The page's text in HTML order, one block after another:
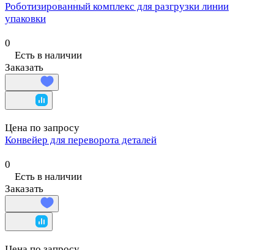
Роботизированный комплекс для разгрузки линии
упаковки
0
Есть в наличии
Заказать
Цена по запросу
Конвейер для переворота деталей
0
Есть в наличии
Заказать